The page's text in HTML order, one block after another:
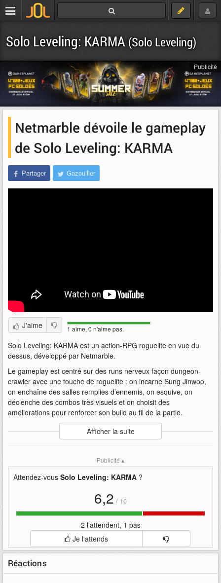
Solo Leveling: KARMA(Solo Leveling)
Publicité
Netmarble dévoile le gameplay
de Solo Leveling: KARMA
Partager Gazouiller
J'aime 1 aime, 0 n'aime pas.
Solo Leveling: KARMA est un action-RPG roguelite en vue du
dessus, développé par Netmarble.
Le gameplay est centré sur des runs nerveux façon dungeon-
crawler avec une touche de roguelite : on incarne Sung Jinwoo,
on enchaîne des salles remplies d’ennemis, on esquive, on
déclenche des combos très visuels et on choisit des
améliorations pour renforcer son build au fil de la partie.
Auteur
Netmarble
: Andy
solo-leveling
Afficher la suite
Publicité ▴
Attendez-vous Solo Leveling: KARMA ?
6,2 / 10
2 l'attendent, 1 pas
Je l'attends
Réactions